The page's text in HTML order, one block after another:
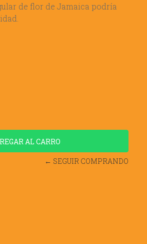
de flor de Jamaica podría
← SEGUIR COMPRANDO